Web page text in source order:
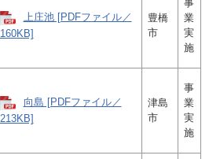
上庄池 [PDFファイル／
160KB]
豊橋
市
事
業
実
施
向島 [PDFファイル／
213KB]
津島
市
事
業
実
施